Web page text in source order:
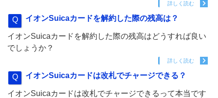
詳しく読む
イオンSuicaカードを解約した際の残高は？
イオンSuicaカードを解約した際の残高はどうすれば良い
でしょうか？
詳しく読む
イオンSuicaカードは改札でチャージできる？
イオンSuicaカードは改札でチャージできるって本当です